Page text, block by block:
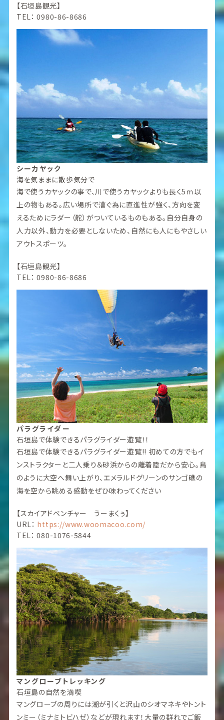
【石垣島観光】
TEL： 0980-86-8686
シーカヤック
海を気ままに散歩気分で
海で使うカヤックの事で、川で使うカヤックよりも長く5ｍ以
上の物もある。広い場所で漕ぐ為に直進性が強く、方向を変
えるためにラダー（舵）がついているものもある。自分自身の
人力以外、動力を必要としないため、自然にも人にもやさしい
アウトスポーツ。
【石垣島観光】
TEL： 0980-86-8686
パラグライダー
石垣島で体験できるパラグライダー遊覧！！
石垣島で体験できるパラグライダー遊覧!! 初めての方でもイ
ンストラクターと二人乗り＆砂浜からの離着陸だから安心。鳥
のように大空へ舞い上がり、エメラルドグリーンのサンゴ礁の
海を空から眺める感動をぜひ味わってください
【スカイアドベンチャー うーまくぅ】
URL： https://www.woomacoo.com/
TEL： 080-1076-5844
マングローブトレッキング
石垣島の自然を満喫
マングローブの周りには潮が引くと沢山のシオマネキやトント
ンミー（ミナミトビハゼ）などが現れます！大量の群れでご飯